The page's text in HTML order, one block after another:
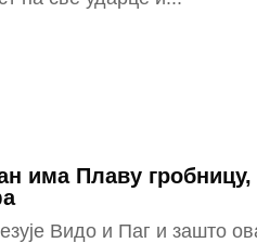
има Плаву гробницу,
Видо и Паг и зашто